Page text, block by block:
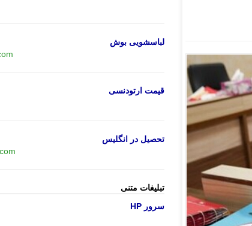
لباسشویی بوش
قیمت ارتودنسی
تحصیل در انگلیس
تبلیغات متنی
سرور HP